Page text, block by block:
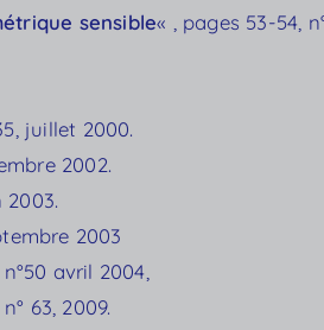
sensible« , pages 53-54,
juillet 2000.
2002.
2003.
2003
, n°50 avril 2004,
n° 63, 2009.